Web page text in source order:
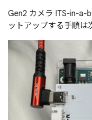
Gen2 カメラ ITS-in-a-
ットアップする手順は